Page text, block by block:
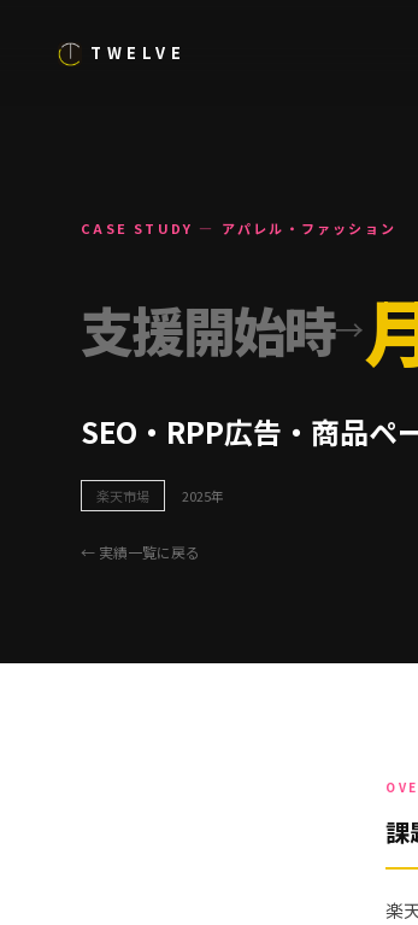
TWELVE
CASE STUDY — アパレル・ファッション
支援開始時→
SEO・RPP広告・商品ペ
楽天市場 2025年
← 実績一覧に戻る
課
楽